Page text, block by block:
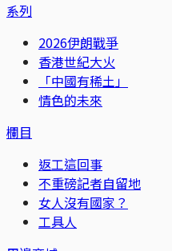
系列
2026伊朗戰爭
香港世紀大火
「中國有稀土」
情色的未來
欄目
返工這回事
不重磅記者自留地
女人沒有國家？
工具人